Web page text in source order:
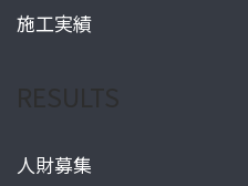
施工実績
人財募集